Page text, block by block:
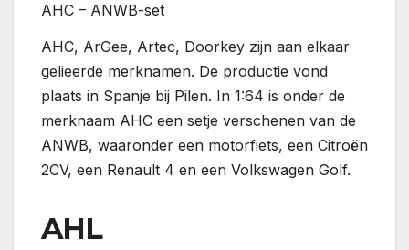
AHC – ANWB-set
AHC, ArGee, Artec, Doorkey zijn aan elkaar
gelieerde merknamen. De productie vond
plaats in Spanje bij Pilen. In 1:64 is onder de
merknaam AHC een setje verschenen van de
ANWB, waaronder een motorfiets, een Citroën
2CV, een Renault 4 en een Volkswagen Golf.
AHL